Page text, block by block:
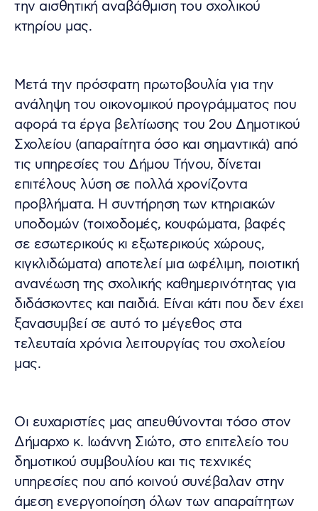
την αισθητική αναβάθμιση του σχολικού
κτηρίου μας.
Μετά την πρόσφατη πρωτοβουλία για την
ανάληψη του οικονομικού προγράμματος που
αφορά τα έργα βελτίωσης του 2ου Δημοτικού
Σχολείου (απαραίτητα όσο και σημαντικά) από
τις υπηρεσίες του Δήμου Τήνου, δίνεται
επιτέλους λύση σε πολλά χρονίζοντα
προβλήματα. Η συντήρηση των κτηριακών
υποδομών (τοιχοδομές, κουφώματα, βαφές
σε εσωτερικούς κι εξωτερικούς χώρους,
κιγκλιδώματα) αποτελεί μια ωφέλιμη, ποιοτική
ανανέωση της σχολικής καθημερινότητας για
διδάσκοντες και παιδιά. Είναι κάτι που δεν έχει
ξανασυμβεί σε αυτό το μέγεθος στα
τελευταία χρόνια λειτουργίας του σχολείου
μας.
Οι ευχαριστίες μας απευθύνονται τόσο στον
Δήμαρχο κ. Ιωάννη Σιώτο, στο επιτελείο του
δημοτικού συμβουλίου και τις τεχνικές
υπηρεσίες που από κοινού συνέβαλαν στην
άμεση ενεργοποίηση όλων των απαραίτητων